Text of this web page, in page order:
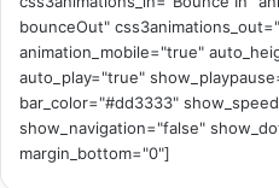
bounceOut"
animation_mobile="true"
auto_play="true"
bar_color="#dd3333"
show_navigation="false"
margin_bottom="0"]